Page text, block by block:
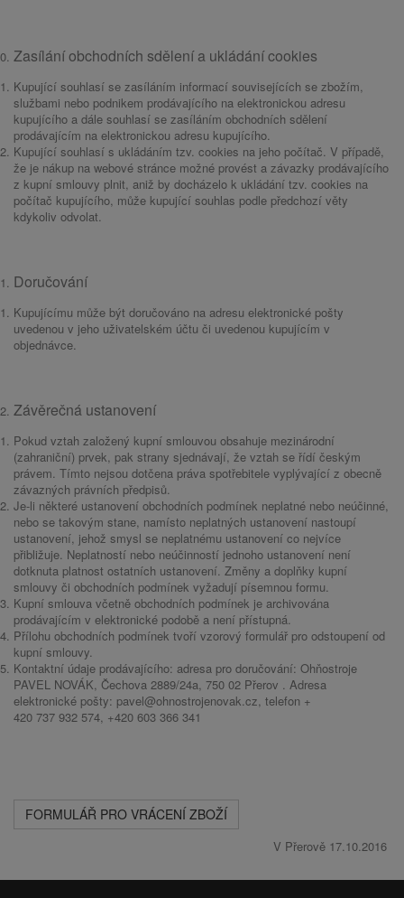
Zasílání obchodních sdělení a ukládání cookies
Kupující souhlasí se zasíláním informací souvisejících se zbožím,
službami nebo podnikem prodávajícího na elektronickou adresu
kupujícího a dále souhlasí se zasíláním obchodních sdělení
prodávajícím na elektronickou adresu kupujícího.
Kupující souhlasí s ukládáním tzv. cookies na jeho počítač. V případě,
že je nákup na webové stránce možné provést a závazky prodávajícího
z kupní smlouvy plnit, aniž by docházelo k ukládání tzv. cookies na
počítač kupujícího, může kupující souhlas podle předchozí věty
kdykoliv odvolat.
Doručování
Kupujícímu může být doručováno na adresu elektronické pošty
uvedenou v jeho uživatelském účtu či uvedenou kupujícím v
objednávce.
Závěrečná ustanovení
Pokud vztah založený kupní smlouvou obsahuje mezinárodní
(zahraniční) prvek, pak strany sjednávají, že vztah se řídí českým
právem. Tímto nejsou dotčena práva spotřebitele vyplývající z obecně
závazných právních předpisů.
Je-li některé ustanovení obchodních podmínek neplatné nebo neúčinné,
nebo se takovým stane, namísto neplatných ustanovení nastoupí
ustanovení, jehož smysl se neplatnému ustanovení co nejvíce
přibližuje. Neplatností nebo neúčinností jednoho ustanovení není
dotknuta platnost ostatních ustanovení. Změny a doplňky kupní
smlouvy či obchodních podmínek vyžadují písemnou formu.
Kupní smlouva včetně obchodních podmínek je archivována
prodávajícím v elektronické podobě a není přístupná.
Přílohu obchodních podmínek tvoří vzorový formulář pro odstoupení od
kupní smlouvy.
Kontaktní údaje prodávajícího: adresa pro doručování: Ohňostroje
PAVEL NOVÁK, Čechova 2889/24a, 750 02 Přerov . Adresa
elektronické pošty: pavel@ohnostrojenovak.cz , telefon +
420 737 932 574, +420 603 366 341
FORMULÁŘ PRO VRÁCENÍ ZBOŽÍ
V Přerově 17.10.2016